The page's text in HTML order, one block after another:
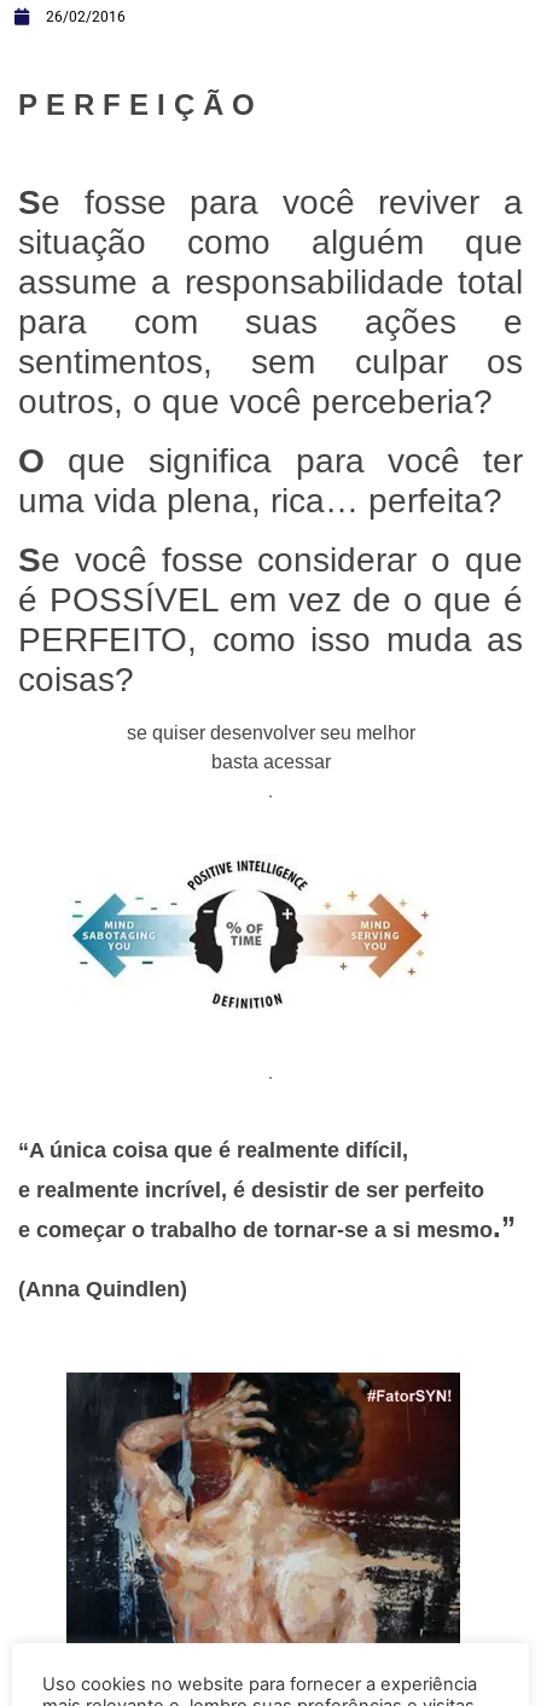
26/02/2016
P E R F E I Ç Ã O
Se fosse para você reviver a
situação como alguém que
assume a responsabilidade total
para com suas ações e
sentimentos, sem culpar os
outros, o que você perceberia?
O que significa para você ter
uma vida plena, rica… perfeita?
Se você fosse considerar o que
é POSSÍVEL em vez de o que é
PERFEITO, como isso muda as
coisas?
se quiser desenvolver seu melhor
basta acessar
.
.
“A única coisa que é realmente difícil,
e realmente incrível, é desistir de ser perfeito
e começar o trabalho de tornar-se a si mesmo.”
(Anna Quindlen)